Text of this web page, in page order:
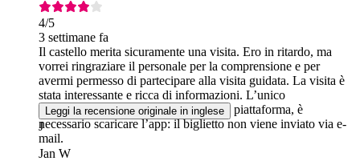
4/5
3 settimane fa
Il castello merita sicuramente una visita. Ero in ritardo, ma
vorrei ringraziare il personale per la comprensione e per
avermi permesso di partecipare alla visita guidata. La visita è
stata interessante e ricca di informazioni. L’unico
inconveniente è che, a causa di questa piattaforma, è
necessario scaricare l’app: il biglietto non viene inviato via e-
mail.
Leggi la recensione originale in inglese
J
Jan W